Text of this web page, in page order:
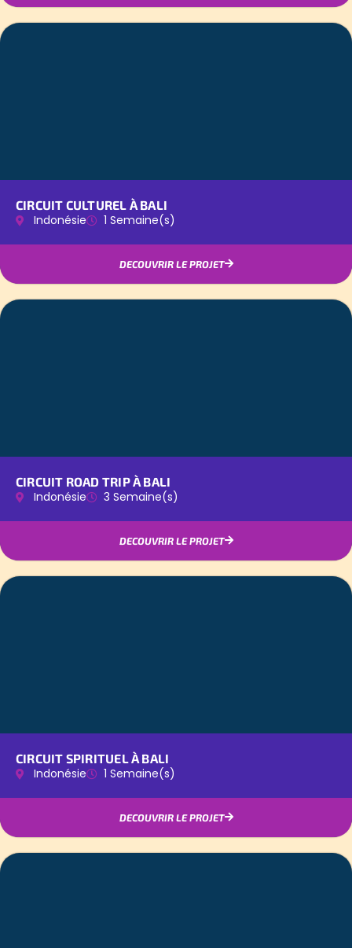
CIRCUIT CULTUREL À BALI
Indonésie 1 Semaine(s)
DECOUVRIR LE PROJET
CIRCUIT ROAD TRIP À BALI
Indonésie 3 Semaine(s)
DECOUVRIR LE PROJET
CIRCUIT SPIRITUEL À BALI
Indonésie 1 Semaine(s)
DECOUVRIR LE PROJET